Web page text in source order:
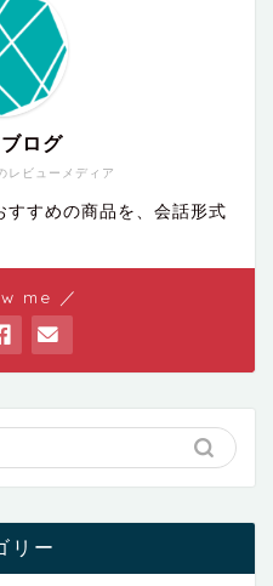
レビューメディア
ログ
すすめの商品を、会話形式
me ／
リー